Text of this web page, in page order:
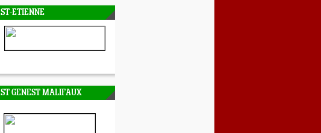
ST-ETIENNE
ST GENEST MALIFAUX